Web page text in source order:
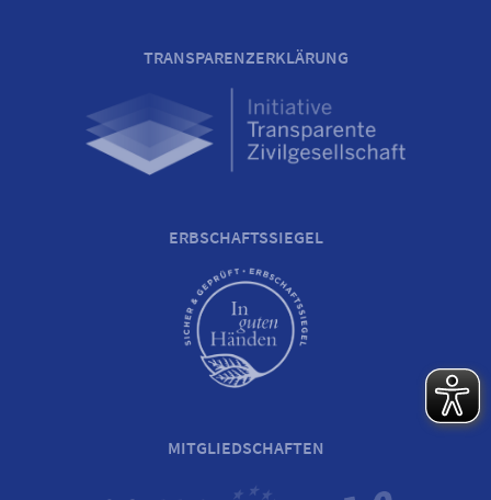
TRANSPARENZERKLÄRUNG
ERBSCHAFTSSIEGEL
MITGLIEDSCHAFTEN